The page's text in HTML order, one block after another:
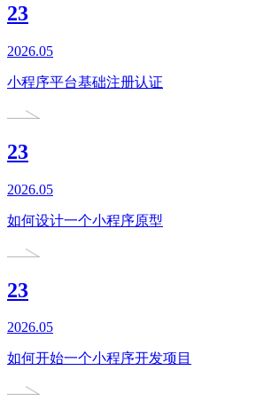
23
2026.05
小程序平台基础注册认证
23
2026.05
如何设计一个小程序原型
23
2026.05
如何开始一个小程序开发项目